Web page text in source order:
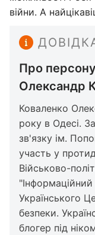
війни. А
Про
Олександр
Коваленко
року в Одесі.
зв'язку ім.
участь у
Військово-
Українського
безпеки.
блогер під